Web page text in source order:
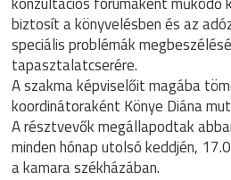
biztosít a könyvelésben és az
speciális problémák
tapasztalatcserére.
A szakma képviselőit magába
koordinátoraként Könye Diána
A résztvevők megállapodtak
minden hónap utolsó keddjén,
a kamara székházában.